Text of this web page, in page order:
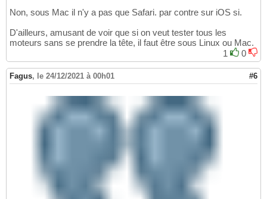
Non, sous Mac il n'y a pas que Safari. par contre sur iOS si.
D'ailleurs, amusant de voir que si on veut tester tous les
moteurs sans se prendre la tête, il faut être sous Linux ou Mac.
1
0
Fagus, le 24/12/2021 à 00h01 #6